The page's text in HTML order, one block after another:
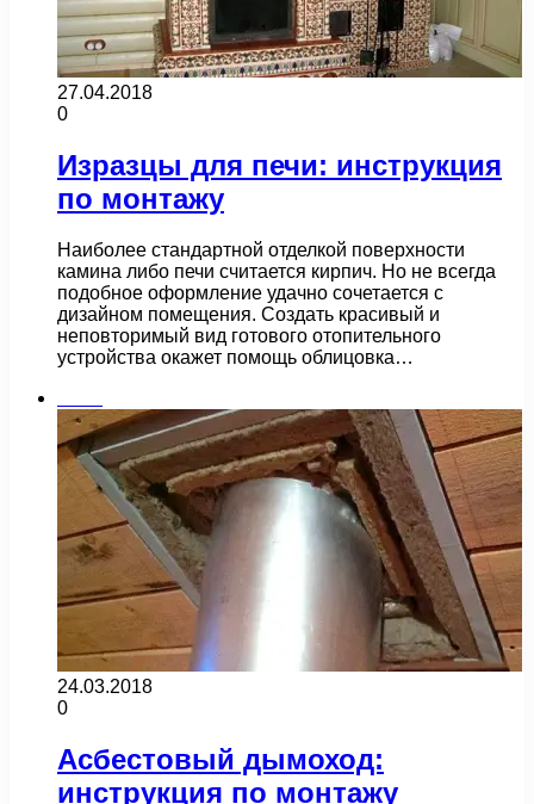
27.04.2018
0
Изразцы для печи: инструкция
по монтажу
Наиболее стандартной отделкой поверхности
камина либо печи считается кирпич. Но не всегда
подобное оформление удачно сочетается с
дизайном помещения. Создать красивый и
неповторимый вид готового отопительного
устройства окажет помощь облицовка…
24.03.2018
0
Асбестовый дымоход:
инструкция по монтажу